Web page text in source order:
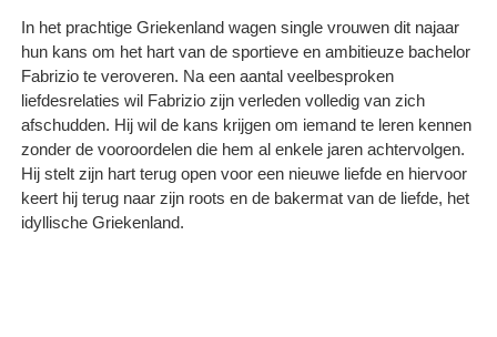
In het prachtige Griekenland wagen single vrouwen dit najaar
hun kans om het hart van de sportieve en ambitieuze bachelor
Fabrizio te veroveren. Na een aantal veelbesproken
liefdesrelaties wil Fabrizio zijn verleden volledig van zich
afschudden. Hij wil de kans krijgen om iemand te leren kennen
zonder de vooroordelen die hem al enkele jaren achtervolgen.
Hij stelt zijn hart terug open voor een nieuwe liefde en hiervoor
keert hij terug naar zijn roots en de bakermat van de liefde, het
idyllische Griekenland.